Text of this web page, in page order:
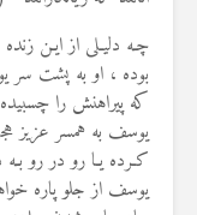
چـه دليـلى از ايـن
بوده ، او به پشت
كه پيراهنش را
يوسف به همسر عزيز
كـرده يـا رو در رو
يوسف از جلو پاره
19
36 نمایش ها